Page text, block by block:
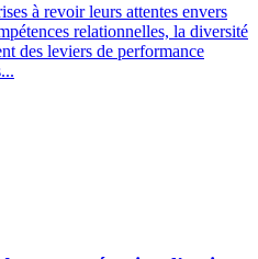
à revoir leurs attentes envers
relationnelles, la diversité
des leviers de performance